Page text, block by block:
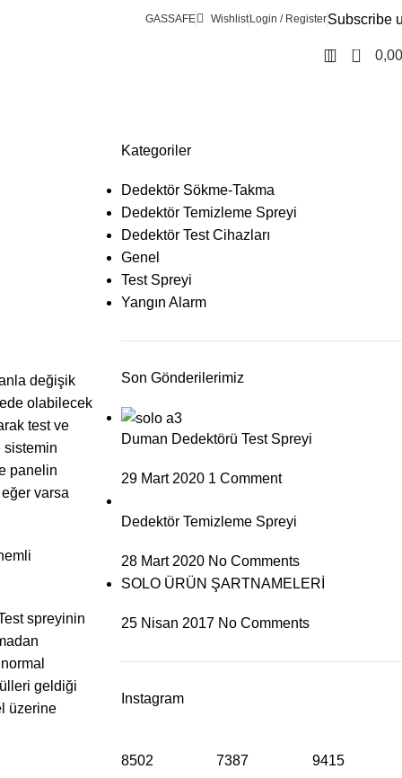
GASSAFE Wishlist Login / RegisterSubscribe
0 0,00
değişik
olabilecek
test ve
sistemin
panelin
varsa
spreyinin
geldiği
üzerine
Kategoriler
Dedektör Sökme-Takma
Dedektör Temizleme Spreyi
Dedektör Test Cihazları
Genel
Test Spreyi
Yangın Alarm
Son Gönderilerimiz
Duman Dedektörü Test Spreyi
29 Mart 2020 1 Comment
Dedektör Temizleme Spreyi
28 Mart 2020 No Comments
SOLO ÜRÜN ŞARTNAMELERİ
25 Nisan 2017 No Comments
Instagram
8502 7387 9415